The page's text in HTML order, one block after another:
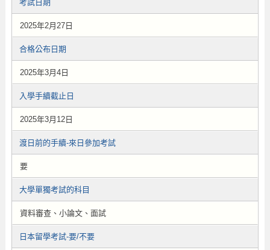
考試日期
2025年2月27日
合格公布日期
2025年3月4日
入學手續截止日
2025年3月12日
渡日前的手續-來日參加考試
要
大學單獨考試的科目
資料審查、小論文、面試
日本留學考試-要/不要